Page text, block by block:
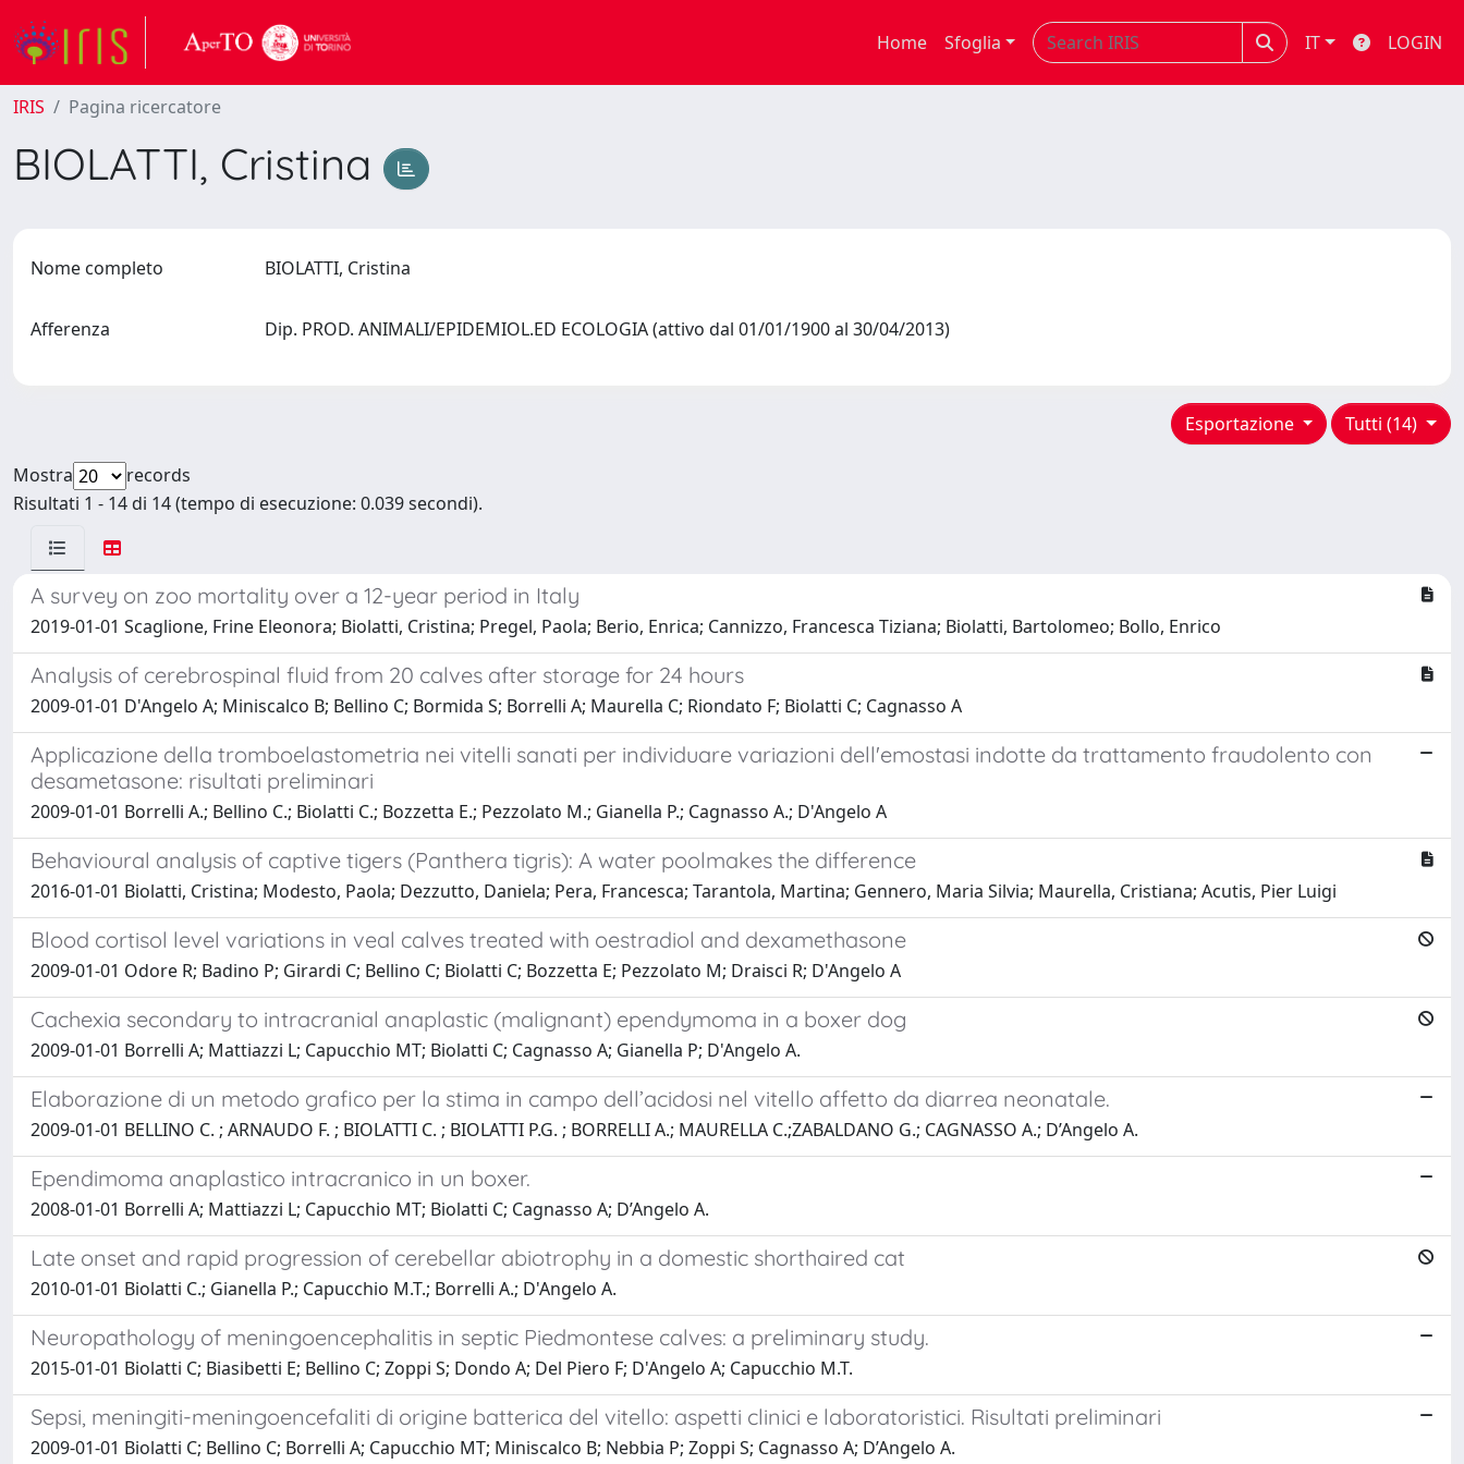
Home Sfoglia IT LOGIN
IRIS Pagina ricercatore
BIOLATTI, Cristina
Nome completo BIOLATTI, Cristina
Afferenza Dip. PROD. ANIMALI/EPIDEMIOL.ED ECOLOGIA (attivo dal 01/01/1900 al 30/04/2013)
Tutti (14)
Esportazione
Mostra
records
Risultati 1 - 14 di 14 (tempo di esecuzione: 0.039 secondi).
A survey on zoo mortality over a 12-year period in Italy
2019-01-01 Scaglione, Frine Eleonora; Biolatti, Cristina; Pregel, Paola; Berio, Enrica; Cannizzo, Francesca Tiziana; Biolatti, Bartolomeo; Bollo, Enrico
Analysis of cerebrospinal fluid from 20 calves after storage for 24 hours
2009-01-01 D'Angelo A; Miniscalco B; Bellino C; Bormida S; Borrelli A; Maurella C; Riondato F; Biolatti C; Cagnasso A
Applicazione della tromboelastometria nei vitelli sanati per individuare variazioni dell'emostasi indotte da trattamento fraudolento con
desametasone: risultati preliminari
2009-01-01 Borrelli A.; Bellino C.; Biolatti C.; Bozzetta E.; Pezzolato M.; Gianella P.; Cagnasso A.; D'Angelo A
Behavioural analysis of captive tigers (Panthera tigris): A water poolmakes the difference
2016-01-01 Biolatti, Cristina; Modesto, Paola; Dezzutto, Daniela; Pera, Francesca; Tarantola, Martina; Gennero, Maria Silvia; Maurella, Cristiana; Acutis, Pier Luigi
Blood cortisol level variations in veal calves treated with oestradiol and dexamethasone
2009-01-01 Odore R; Badino P; Girardi C; Bellino C; Biolatti C; Bozzetta E; Pezzolato M; Draisci R; D'Angelo A
Cachexia secondary to intracranial anaplastic (malignant) ependymoma in a boxer dog
2009-01-01 Borrelli A; Mattiazzi L; Capucchio MT; Biolatti C; Cagnasso A; Gianella P; D'Angelo A.
Elaborazione di un metodo grafico per la stima in campo dell’acidosi nel vitello affetto da diarrea neonatale.
2009-01-01 BELLINO C. ; ARNAUDO F. ; BIOLATTI C. ; BIOLATTI P.G. ; BORRELLI A.; MAURELLA C.;ZABALDANO G.; CAGNASSO A.; D’Angelo A.
Ependimoma anaplastico intracranico in un boxer.
2008-01-01 Borrelli A; Mattiazzi L; Capucchio MT; Biolatti C; Cagnasso A; D’Angelo A.
Late onset and rapid progression of cerebellar abiotrophy in a domestic shorthaired cat
2010-01-01 Biolatti C.; Gianella P.; Capucchio M.T.; Borrelli A.; D'Angelo A.
Neuropathology of meningoencephalitis in septic Piedmontese calves: a preliminary study.
2015-01-01 Biolatti C; Biasibetti E; Bellino C; Zoppi S; Dondo A; Del Piero F; D'Angelo A; Capucchio M.T.
Sepsi, meningiti-meningoencefaliti di origine batterica del vitello: aspetti clinici e laboratoristici. Risultati preliminari
2009-01-01 Biolatti C; Bellino C; Borrelli A; Capucchio MT; Miniscalco B; Nebbia P; Zoppi S; Cagnasso A; D’Angelo A.